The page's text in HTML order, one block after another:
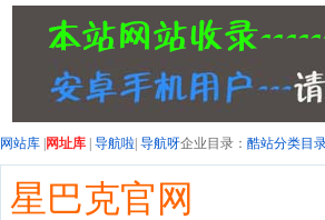
网站库 网址库 导航啦 导航呀企业目录： 酷站分类目
星巴克官网